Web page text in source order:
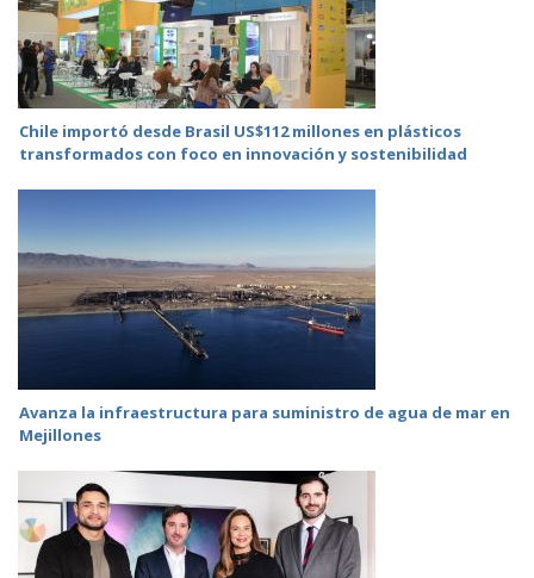
Chile importó desde Brasil US$112 millones en plásticos
transformados con foco en innovación y sostenibilidad
Avanza la infraestructura para suministro de agua de mar en
Mejillones